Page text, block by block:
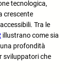
tecnologica,
crescente
Tra le
illustrano come sia
profondità
sviluppatori che